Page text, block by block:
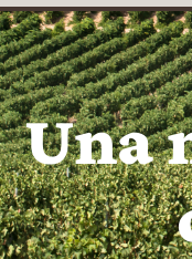
Una